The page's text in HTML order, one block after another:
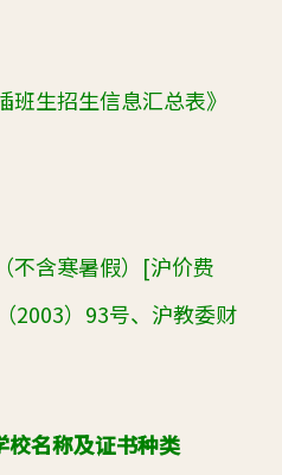
班生招生信息汇总表》
不含寒暑假）[沪价费
2003）93号、沪教委财
校名称及证书种类